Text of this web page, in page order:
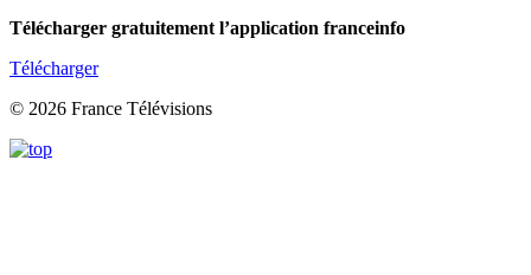
Télécharger gratuitement l’application franceinfo
Télécharger
© 2026 France Télévisions